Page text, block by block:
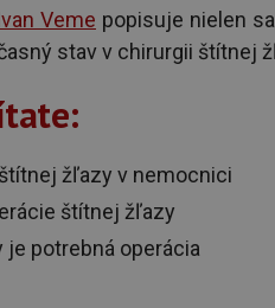
Veme popisuje nielen
stav v chirurgii štítnej
žľazy v nemocnici
štítnej žľazy
je potrebná operácia